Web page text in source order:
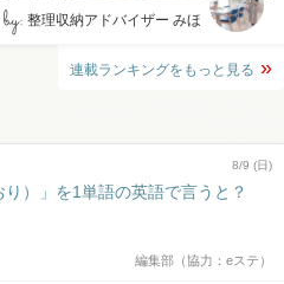
by: 整理収納アドバイザー みほ
連載ランキングをもっと見る
8/9 (日)
）」を1単語の英語で言うと？
編集部（協力：eステ）